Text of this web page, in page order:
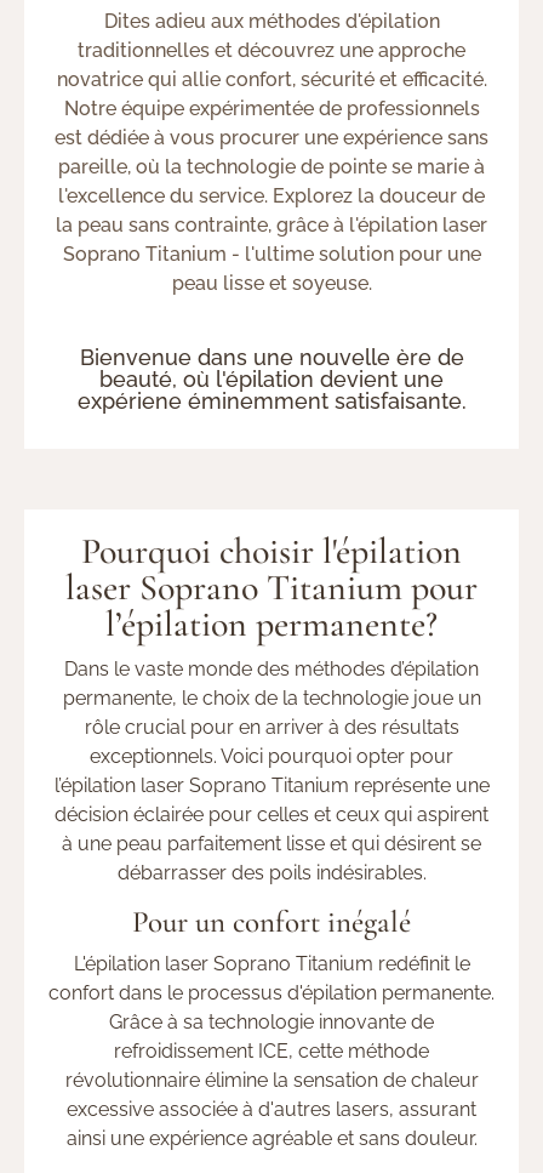
Dites adieu aux méthodes d'épilation
traditionnelles et découvrez une approche
novatrice qui allie confort, sécurité et efficacité.
Notre équipe expérimentée de professionnels
est dédiée à vous procurer une expérience sans
pareille, où la technologie de pointe se marie à
l'excellence du service. Explorez la douceur de
la peau sans contrainte, grâce à l'épilation laser
Soprano Titanium - l'ultime solution pour une
peau lisse et soyeuse.
Bienvenue dans une nouvelle ère de
beauté, où l'épilation devient une
expériene éminemment satisfaisante.
Pourquoi choisir l'épilation
laser Soprano Titanium pour
l’épilation permanente?
Dans le vaste monde des méthodes d’épilation
permanente, le choix de la technologie joue un
rôle crucial pour en arriver à des résultats
exceptionnels. Voici pourquoi opter pour
l’épilation laser Soprano Titanium représente une
décision éclairée pour celles et ceux qui aspirent
à une peau parfaitement lisse et qui désirent se
débarrasser des poils indésirables.
Pour un confort inégalé
L'épilation laser Soprano Titanium redéfinit le
confort dans le processus d'épilation permanente.
Grâce à sa technologie innovante de
refroidissement ICE, cette méthode
révolutionnaire élimine la sensation de chaleur
excessive associée à d'autres lasers, assurant
ainsi une expérience agréable et sans douleur.